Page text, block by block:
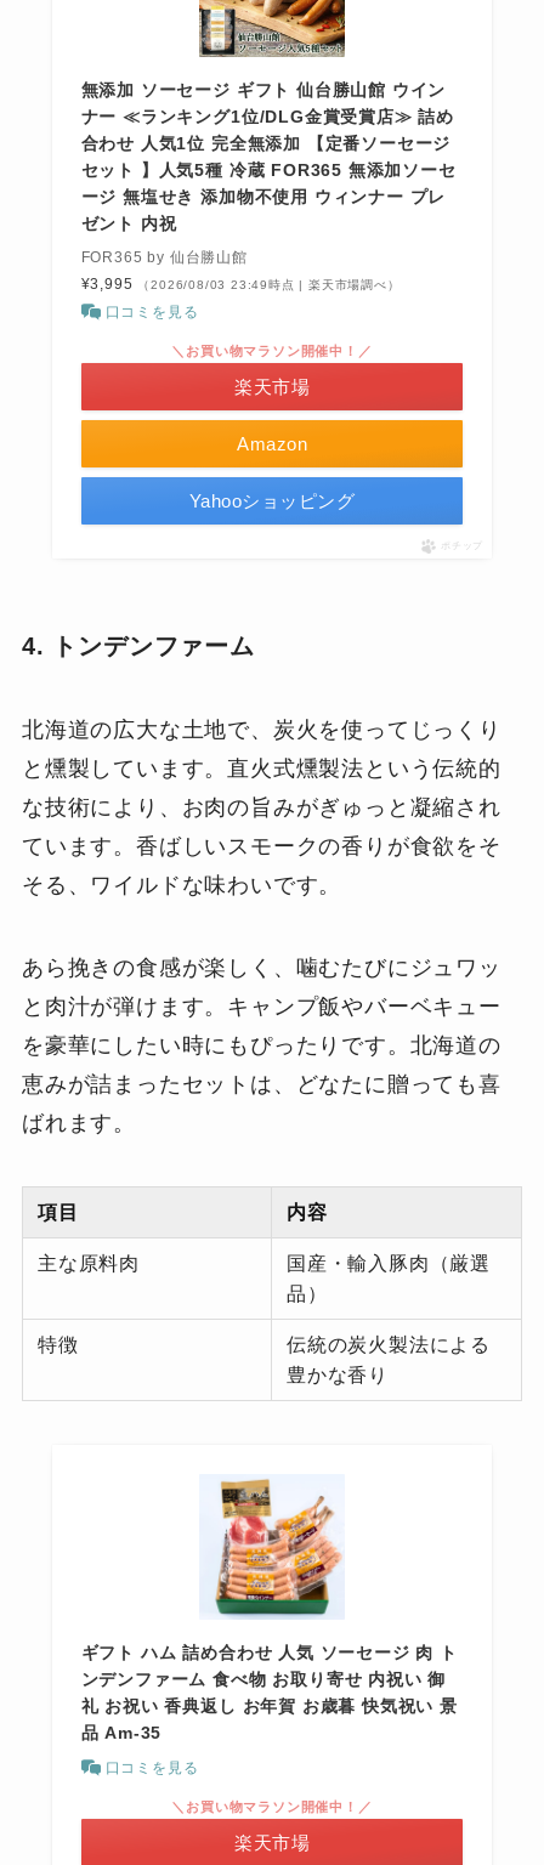
無添加 ソーセージ ギフト 仙台勝山館 ウイン
ナー ≪ランキング1位/DLG金賞受賞店≫ 詰め
合わせ 人気1位 完全無添加 【定番ソーセージ
セット 】人気5種 冷蔵 FOR365 無添加ソーセ
ージ 無塩せき 添加物不使用 ウィンナー プレ
ゼント 内祝
FOR365 by 仙台勝山館
¥3,995
（2026/08/03 23:49時点 | 楽天市場調べ）
口コミを見る
Amazon
＼お買い物マラソン開催中！／
楽天市場
Yahooショッピング
ポチップ
4. トンデンファーム
北海道の広大な土地で、炭火を使ってじっくり
と燻製しています。直火式燻製法という伝統的
な技術により、お肉の旨みがぎゅっと凝縮され
ています。香ばしいスモークの香りが食欲をそ
そる、ワイルドな味わいです。
あら挽きの食感が楽しく、噛むたびにジュワッ
と肉汁が弾けます。キャンプ飯やバーベキュー
を豪華にしたい時にもぴったりです。北海道の
恵みが詰まったセットは、どなたに贈っても喜
ばれます。
項目 内容
主な原料肉
国産・輸入豚肉（厳選
品）
特徴
伝統の炭火製法による
豊かな香り
ギフト ハム 詰め合わせ 人気 ソーセージ 肉 ト
ンデンファーム 食べ物 お取り寄せ 内祝い 御
礼 お祝い 香典返し お年賀 お歳暮 快気祝い 景
品 Am-35
口コミを見る
＼お買い物マラソン開催中！／
楽天市場